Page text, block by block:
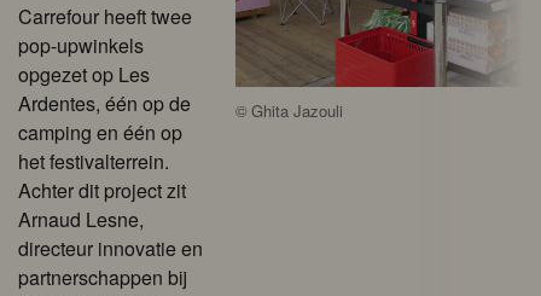
Carrefour heeft twee
pop-upwinkels
opgezet op Les
Ardentes, één op de
camping en één op
het festivalterrein.
Achter dit project zit
Arnaud Lesne,
directeur innovatie en
partnerschappen bij
©Ghita Jazouli